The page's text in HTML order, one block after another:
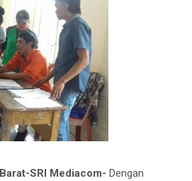
SRI Mediacom- Dengan